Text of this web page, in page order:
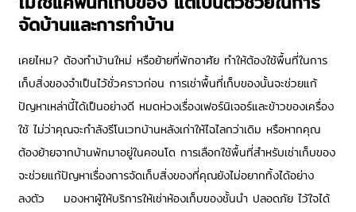
จัดบ้านและการทำบ้าน
เคยไหม? ต้องทำบ้านใหม่ หรือย้ายที่พักอาศัย ทำให้ต้องใช้พื้นที่ในการ
เก็บสิ่งของจำเป็นไว้ชั่วคราวก่อน การเช่าพื้นที่เก็บของนั้นจะช่วยแก้
ปัญหาเหล่านี้ได้เป็นอย่างดี หมดห่วงเรื่องเฟอร์นิเจอร์และข้าวของเครื่อง
ใช้ ไม่ว่าคุณจะกำลังรีโนเวทบ้านหลังเก่าให้ไฉไลกว่าเดิม หรือหากคุณ
ต้องย้ายจากบ้านพักมาอยู่ในคอนโด การเลือกใช้พื้นที่สำหรับเช่าเก็บของ
จะช่วยแก้ปัญหาเรื่องการจัดเก็บสิ่งของที่คุณยังไม่อยากทิ้งได้อย่าง
ลงตัว
มองหาผู้ให้บริการให้เช่าห้องเก็บของชั้นนำ ปลอดภัย ไว้ใจได้